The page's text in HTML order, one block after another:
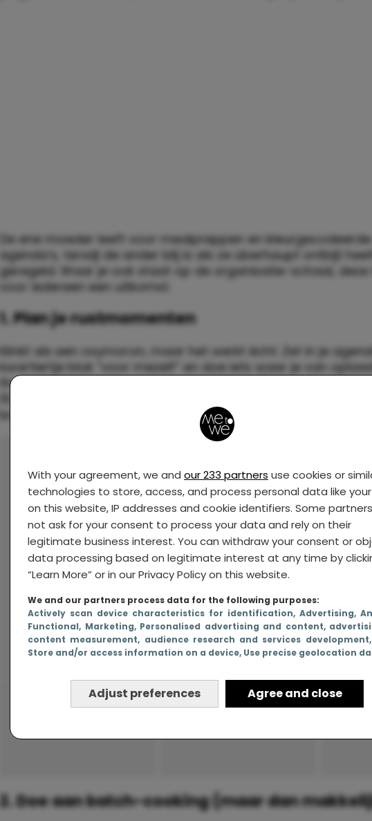
With your agreement, we and our 233 partners use cookies or
technologies to store, access, and process personal data like
on this website, IP addresses and cookie identifiers. Some
not ask for your consent to process your data and rely on their
legitimate business interest. You can withdraw your consent or
data processing based on legitimate interest at any time by
“Learn More” or in our Privacy Policy on this website.
We and our partners process data for the following purposes:
Actively scan device characteristics for identification, Advertising,
Functional, Marketing, Personalised advertising and content,
content measurement, audience research and services development
Store and/or access information on a device, Use precise geolocation
Adjust preferences Agree and close
De ene moeder leeft voor mealpreppen en kleurgecodeerde
agenda’s, terwijl de ander blij is als ze überhaupt ontbijt heeft
geregeld. Waar je ook staat op de organisatie-schaal, deze
voor iedereen een uitkomst.
1. Plan je rustmomenten
Klinkt als een oxymoron, maar het werkt écht. Zet in je
kwartiertje blok “voor mezelf” en doe iets waar je van
thee zonder dat iemand eraan slurpt, een korte wandeling,
broodnodig.
2. Doe aan batch-cooking (maar dan